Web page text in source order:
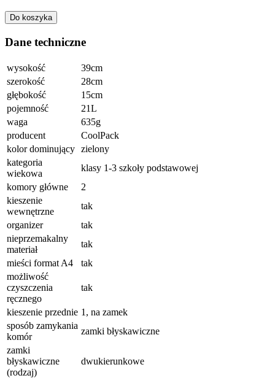
Do koszyka
Dane techniczne
wysokość
39cm
szerokość
28cm
głębokość
15cm
pojemność
21L
waga
635g
producent
CoolPack
kolor dominujący zielony
kategoria
wiekowa
klasy 1-3 szkoły podstawowej
komory główne
2
kieszenie
wewnętrzne
tak
organizer
tak
nieprzemakalny
materiał
tak
mieści format A4
tak
możliwość
czyszczenia
ręcznego
tak
kieszenie przednie 1, na zamek
sposób zamykania
komór
zamki błyskawiczne
zamki
błyskawiczne
(rodzaj)
dwukierunkowe